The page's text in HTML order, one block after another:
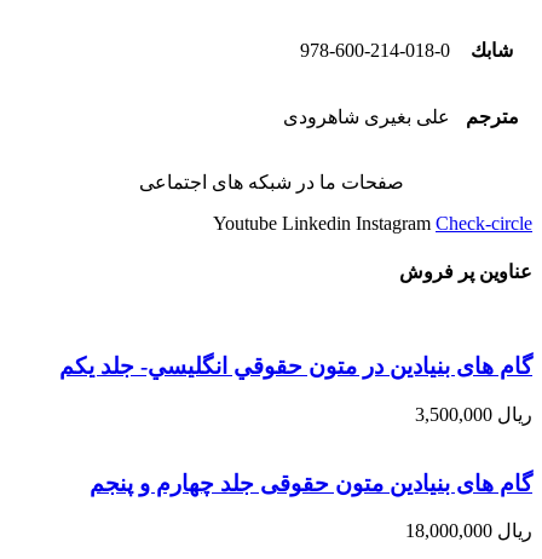
شابك 978-600-214-018-0
مترجم علی بغیری شاهرودی
صفحات ما در شبکه های اجتماعی
Youtube Linkedin Instagram Check-circle
عناوین پر فروش
گام های بنیادین در متون حقوقي انگليسي- جلد يكم
ریال
گام های بنیادین متون حقوقی جلد چهارم و پنجم
ریال